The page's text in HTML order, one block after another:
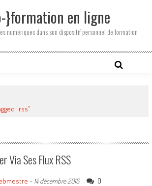
}formation en ligne
numériques dans son dispositif personnel de formation
"rss"
Via Ses Flux RSS
- 14 décembre 2016 0